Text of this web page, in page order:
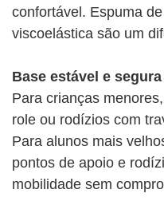
confortável. Espuma
viscoelástica são um
Base estável e segura
Para crianças
role ou rodízios com
Para alunos mais
pontos de apoio e
mobilidade sem